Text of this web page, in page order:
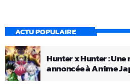
ACTU POPULAIRE
Hunter x Hunter :
annoncée à Anime